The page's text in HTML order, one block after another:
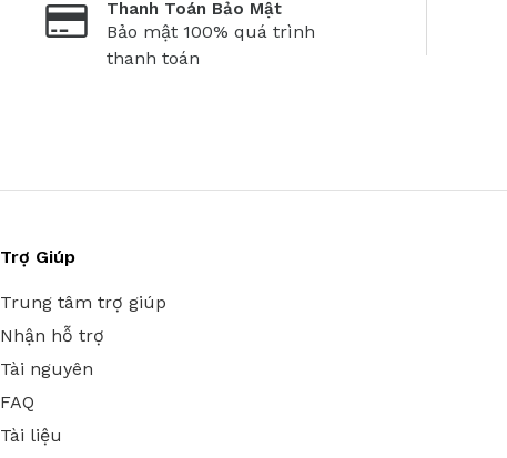
Thanh Toán Bảo Mật
Bảo mật 100% quá trình
thanh toán
Trợ Giúp
Trung tâm trợ giúp
Nhận hỗ trợ
Tài nguyên
FAQ
Tài liệu